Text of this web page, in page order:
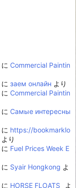
に Commercial Paintin
に заем онлайн より
に Commercial Paintin
に Самые интересны
に https://bookmarklo
より
に Fuel Prices Week E
に Syair Hongkong よ
に HORSE FLOATS_ よ